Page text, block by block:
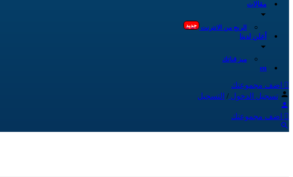
مقالات
الربح من الانترنت جديد
أعلن لدينا
ميز قناتك
en
اضف مجموعتك
تسجيل الدخول/ التسجيل
اضف مجموعتك